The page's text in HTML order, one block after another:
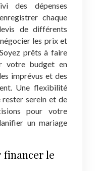
des dépenses
chaque
de différents
les prix et
prêts à faire
votre budget en
imprévus et des
Une flexibilité
serein et de
pour votre
un mariage
le